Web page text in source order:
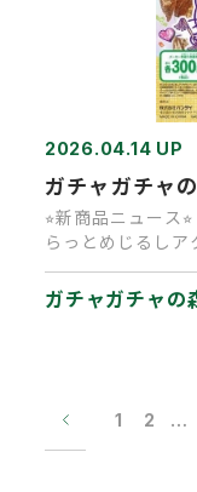
2026.04.14 UP
ガチャガチャ
⭐︎新商品ニュース
らっとめじるし
ガチャガチャの
1 2 …